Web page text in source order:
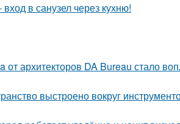
в санузел через кухню!
архитекторов DA Bureau стало
выстроено вокруг